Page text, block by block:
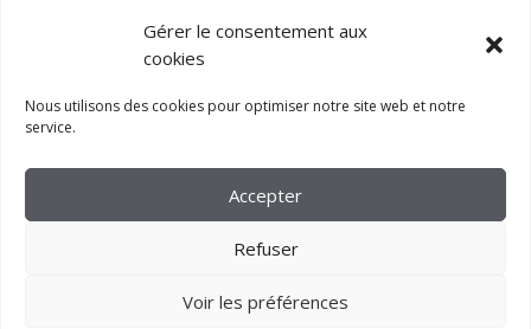
Gérer le consentement aux
cookies
Nous utilisons des cookies pour optimiser notre site web et notre
service.
Accepter
Refuser
Voir les préférences